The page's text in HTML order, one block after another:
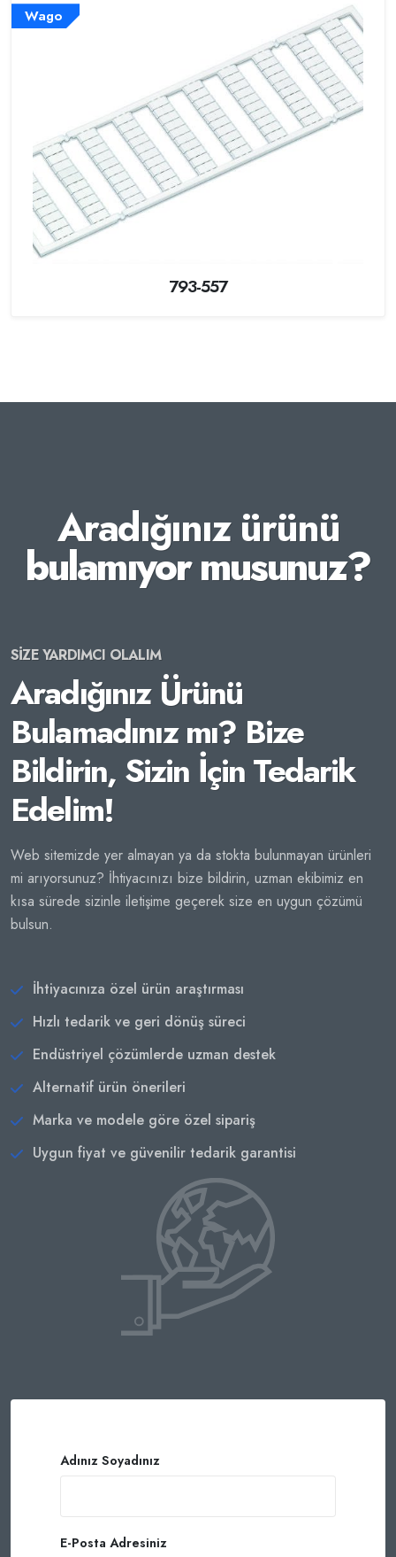
Wago
793-557
Aradığınız ürünü
bulamıyor musunuz?
SİZE YARDIMCI OLALIM
Aradığınız Ürünü
Bulamadınız mı? Bize
Bildirin, Sizin İçin Tedarik
Edelim!
Web sitemizde yer almayan ya da stokta bulunmayan ürünleri
mi arıyorsunuz? İhtiyacınızı bize bildirin, uzman ekibimiz en
kısa sürede sizinle iletişime geçerek size en uygun çözümü
bulsun.
İhtiyacınıza özel ürün araştırması
Hızlı tedarik ve geri dönüş süreci
Endüstriyel çözümlerde uzman destek
Alternatif ürün önerileri
Marka ve modele göre özel sipariş
Uygun fiyat ve güvenilir tedarik garantisi
Adınız Soyadınız
E-Posta Adresiniz